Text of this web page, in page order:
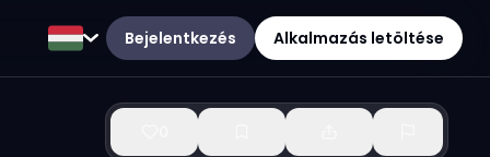
Bejelentkezés Alkalmazás letöltése